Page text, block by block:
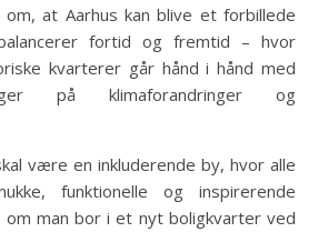
at Aarhus kan blive et forbillede
fortid og fremtid – hvor
kvarterer går hånd i hånd med
på klimaforandringer og
være en inkluderende by, hvor alle
funktionelle og inspirerende
om man bor i et nyt boligkvarter ved